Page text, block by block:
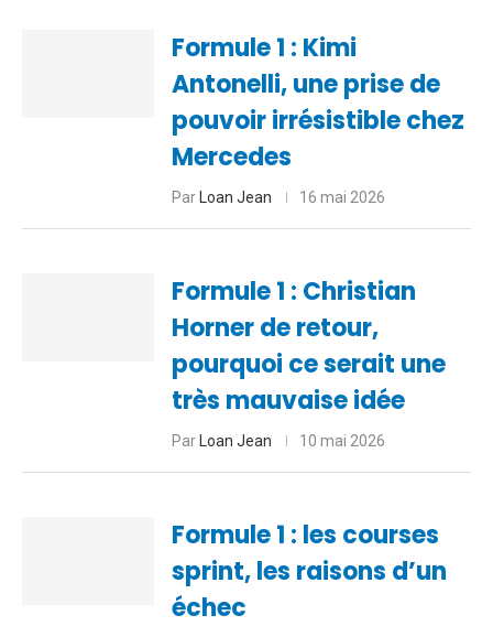
Formule 1 : Kimi
Antonelli, une prise de
pouvoir irrésistible chez
Mercedes
Par Loan Jean 16 mai 2026
Formule 1 : Christian
Horner de retour,
pourquoi ce serait une
très mauvaise idée
Par Loan Jean 10 mai 2026
Formule 1 : les courses
sprint, les raisons d’un
échec